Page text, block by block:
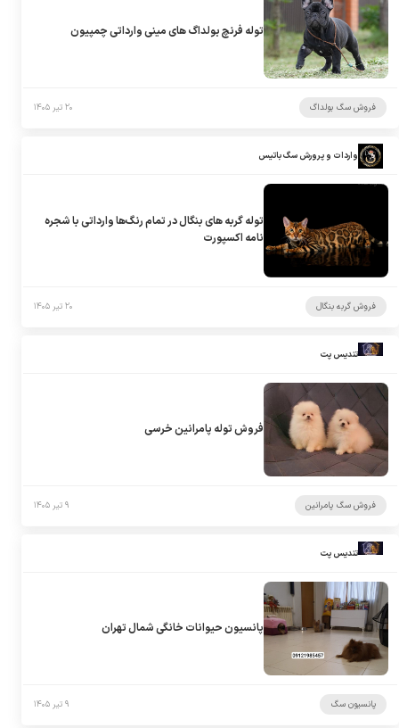
توله فرنچ بولداگ های مینی وارداتی چمپیون
فروش سگ بولداگ ۲۰ تیر ۱۴۰۵
واردات و پرورش سگ باتیس
توله گربه های بنگال در تمام رنگ‌ها وارداتی با شجره
نامه اکسپورت
فروش گربه بنگال ۲۰ تیر ۱۴۰۵
تندیس پت
فروش توله پامرانین خرسی
فروش سگ پامرانین ۹ تیر ۱۴۰۵
تندیس پت
پانسیون حیوانات خانگی شمال تهران
پانسیون سگ ۹ تیر ۱۴۰۵